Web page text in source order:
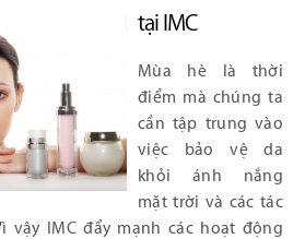
tại IMC
Mùa hè là thời
điểm mà chúng ta
cần tập trung vào
việc bảo vệ da
khỏi ánh nắng
mặt trời và các tác
vậy IMC đẩy mạnh các hoạt động